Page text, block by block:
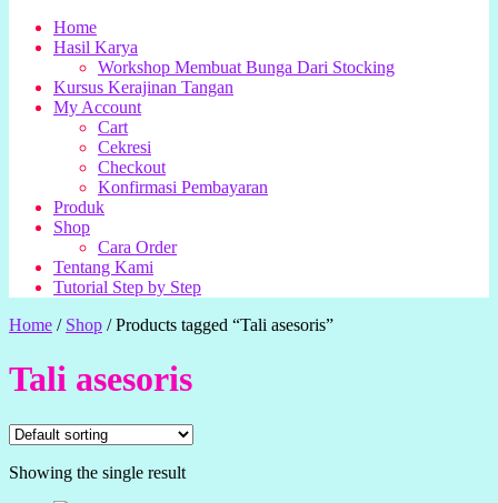
Home
Hasil Karya
Workshop Membuat Bunga Dari Stocking
Kursus Kerajinan Tangan
My Account
Cart
Cekresi
Checkout
Konfirmasi Pembayaran
Produk
Shop
Cara Order
Tentang Kami
Tutorial Step by Step
Home / Shop /Products tagged “Tali asesoris”
Tali asesoris
Showing the single result